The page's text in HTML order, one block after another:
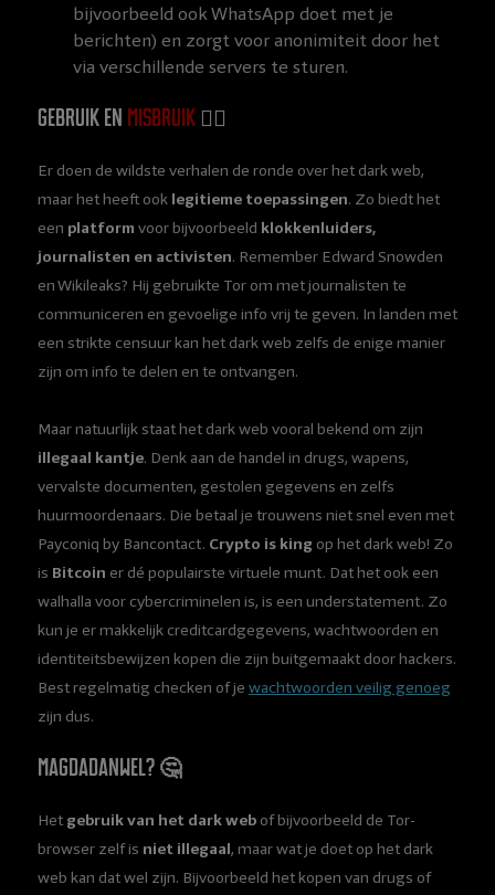
bijvoorbeeld ook WhatsApp doet met je
berichten) en zorgt voor anonimiteit door het
via verschillende servers te sturen.
Gebruik en misbruik 🕵️‍♀️
Er doen de wildste verhalen de ronde over het dark web,
maar het heeft ook legitieme toepassingen. Zo biedt het
een platform voor bijvoorbeeld klokkenluiders,
journalisten en activisten. Remember Edward Snowden
en Wikileaks? Hij gebruikte Tor om met journalisten te
communiceren en gevoelige info vrij te geven. In landen met
een strikte censuur kan het dark web zelfs de enige manier
zijn om info te delen en te ontvangen.
Maar natuurlijk staat het dark web vooral bekend om zijn
illegaal kantje. Denk aan de handel in drugs, wapens,
vervalste documenten, gestolen gegevens en zelfs
huurmoordenaars. Die betaal je trouwens niet snel even met
Payconiq by Bancontact. Crypto is king op het dark web! Zo
is Bitcoin er dé populairste virtuele munt. Dat het ook een
walhalla voor cybercriminelen is, is een understatement. Zo
kun je er makkelijk creditcardgegevens, wachtwoorden en
identiteitsbewijzen kopen die zijn buitgemaakt door hackers.
Best regelmatig checken of je wachtwoorden veilig genoeg
zijn dus.
Magdadanwel? 🤔
Het gebruik van het dark web of bijvoorbeeld de Tor-
browser zelf is niet illegaal, maar wat je doet op het dark
web kan dat wel zijn. Bijvoorbeeld het kopen van drugs of